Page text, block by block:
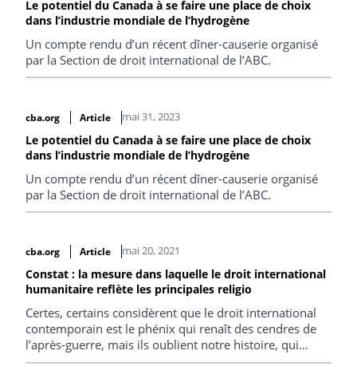
Le potentiel du Canada à se faire une place de choix
dans l’industrie mondiale de l’hydrogène
Un compte rendu d’un récent dîner-causerie organisé
par la Section de droit international de l’ABC.
cba.org Article mai 31, 2023
Le potentiel du Canada à se faire une place de choix
dans l’industrie mondiale de l’hydrogène
Un compte rendu d’un récent dîner-causerie organisé
par la Section de droit international de l’ABC.
cba.org Article mai 20, 2021
Constat : la mesure dans laquelle le droit international
humanitaire reflète les principales religio
Certes, certains considèrent que le droit international
contemporain est le phénix qui renaît des cendres de
l’après-guerre, mais ils oublient notre histoire, qui
regorge d’exemples de pensée humanitaire.